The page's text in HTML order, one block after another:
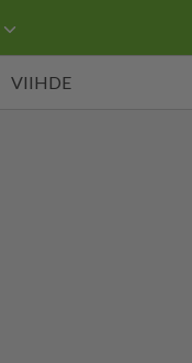
VIIHDE